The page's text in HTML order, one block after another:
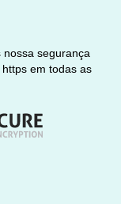
segurança
em todas as